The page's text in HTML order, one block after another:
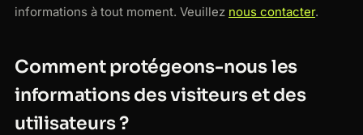
informations à tout moment. Veuillez nous contacter.
Comment protégeons-nous les
informations des visiteurs et des
utilisateurs ?